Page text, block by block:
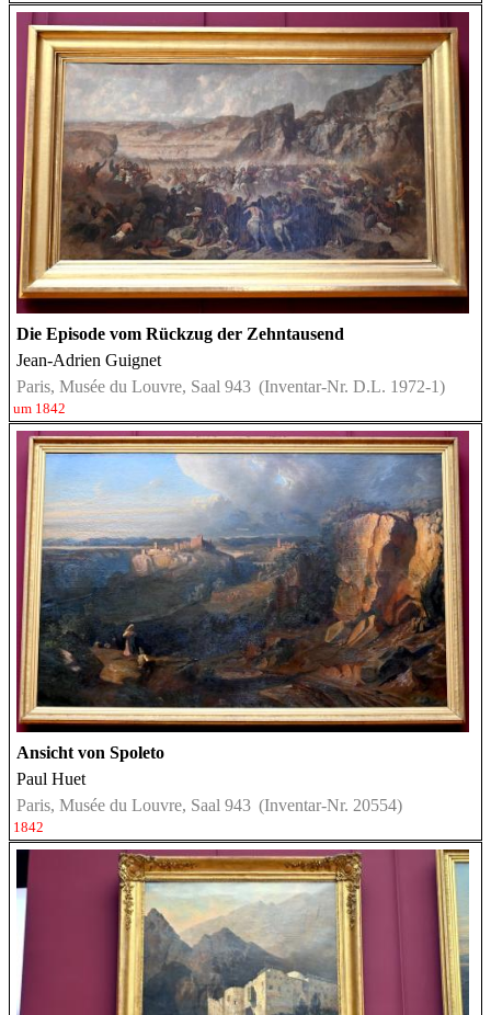
Die Episode vom Rückzug der Zehntausend
Jean-Adrien Guignet
Paris, Musée du Louvre, Saal 943 (Inventar-Nr. D.L. 1972-1)
um 1842
Ansicht von Spoleto
Paul Huet
Paris, Musée du Louvre, Saal 943 (Inventar-Nr. 20554)
1842